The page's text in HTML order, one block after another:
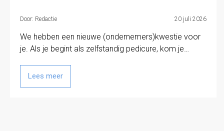
Door: Redactie 20 juli 2026
We hebben een nieuwe (ondernemers)kwestie voor
je. Als je begint als zelfstandig pedicure, kom je…
Lees meer